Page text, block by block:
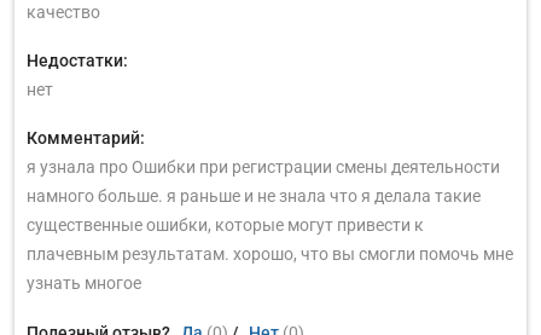
качество
Недостатки:
нет
Комментарий:
я узнала про Ошибки при регистрации смены деятельности
намного больше. я раньше и не знала что я делала такие
существенные ошибки, которые могут привести к
плачевным результатам. хорошо, что вы смогли помочь мне
узнать многое